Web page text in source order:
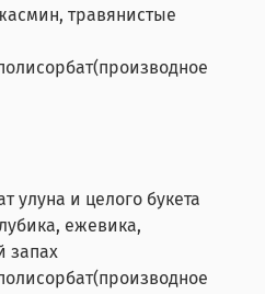
травянистые
и целого букета
ежевика,
запах